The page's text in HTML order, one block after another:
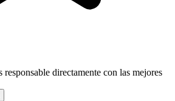
directamente con las mejores